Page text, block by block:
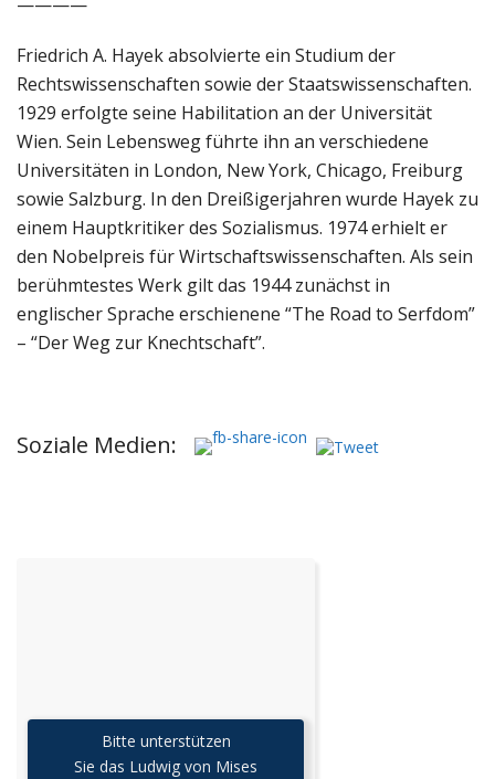
Friedrich A. Hayek absolvierte ein Studium der
Rechtswissenschaften sowie der Staatswissenschaften.
1929 erfolgte seine Habilitation an der Universität
Wien. Sein Lebensweg führte ihn an verschiedene
Universitäten in London, New York, Chicago, Freiburg
sowie Salzburg. In den Dreißigerjahren wurde Hayek zu
einem Hauptkritiker des Sozialismus. 1974 erhielt er
den Nobelpreis für Wirtschaftswissenschaften. Als sein
berühmtestes Werk gilt das 1944 zunächst in
englischer Sprache erschienene “The Road to Serfdom”
– “Der Weg zur Knechtschaft”.
Soziale Medien:
Bitte unterstützen
Sie das Ludwig von Mises